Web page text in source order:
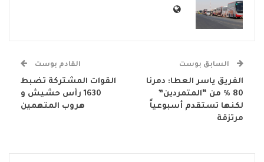
السابق بوست
الفريق ياسر العطا: دمرنا
80 % من “المتمردين”
لكنها تستقدم أسبوعياً
مرتزقة
القادم بوست
القوات المشتركة تضبط
1630 رأس حشيش و
هروب المتهمين